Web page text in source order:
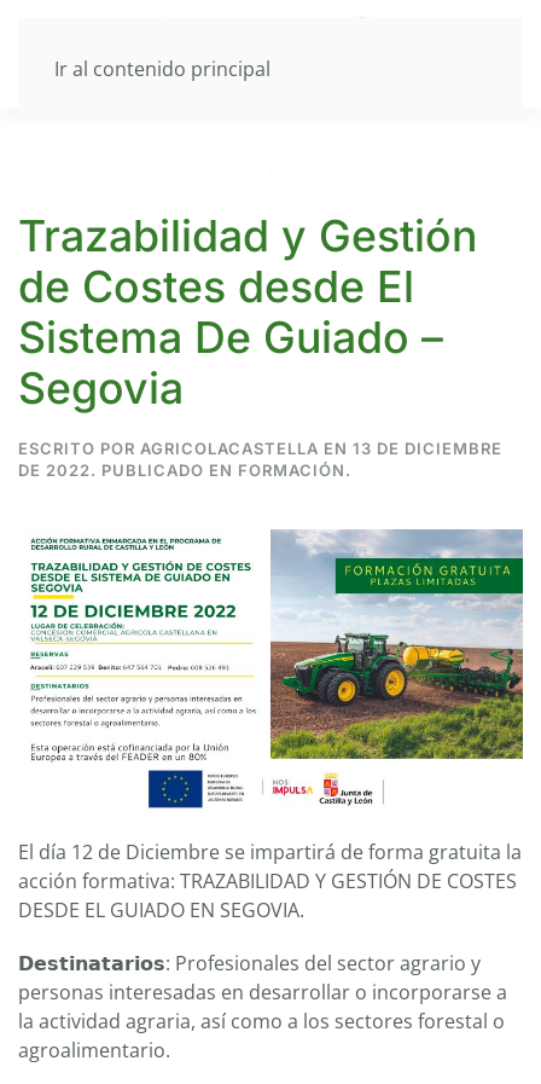
Ir al contenido principal
Trazabilidad y Gestión
de Costes desde El
Sistema De Guiado –
Segovia
ESCRITO POR AGRICOLACASTELLA EN 13 DE DICIEMBRE
DE 2022. PUBLICADO EN FORMACIÓN.
El día 12 de Diciembre se impartirá de forma gratuita la
acción formativa: TRAZABILIDAD Y GESTIÓN DE COSTES
DESDE EL GUIADO EN SEGOVIA.
𝗗𝗲𝘀𝘁𝗶𝗻𝗮𝘁𝗮𝗿𝗶𝗼𝘀: Profesionales del sector agrario y
personas interesadas en desarrollar o incorporarse a
la actividad agraria, así como a los sectores forestal o
agroalimentario.